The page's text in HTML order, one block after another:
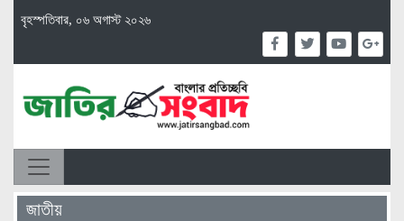
বৃহস্পতিবার, ০৬ অগাস্ট ২০২৬
জাতীয়